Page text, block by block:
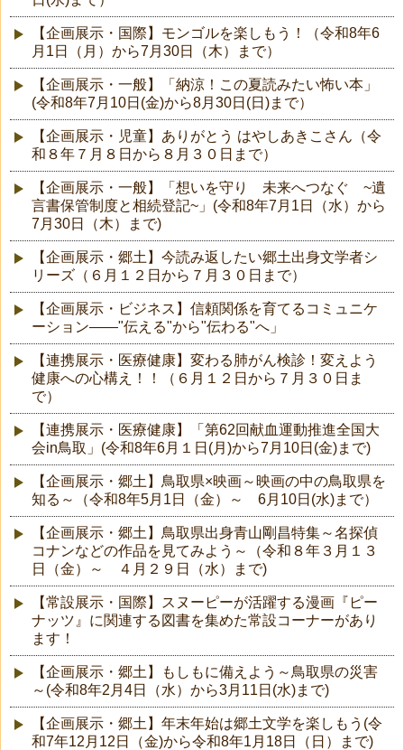
【企画展示・国際】モンゴルを楽しもう！（令和8年6
月1日（月）から7月30日（木）まで）
【企画展示・一般】「納涼！この夏読みたい怖い本」
(令和8年7月10日(金)から8月30日(日)まで）
【企画展示・児童】ありがとう はやしあきこさん（令
和８年７月８日から８月３０日まで）
【企画展示・一般】「想いを守り 未来へつなぐ ~遺
言書保管制度と相続登記~」(令和8年7月1日（水）から
7月30日（木）まで)
【企画展示・郷土】今読み返したい郷土出身文学者シ
リーズ（６月１２日から７月３０日まで）
【企画展示・ビジネス】信頼関係を育てるコミュニケ
ーション――"伝える"から"伝わる"へ」
【連携展示・医療健康】変わる肺がん検診！変えよう
健康への心構え！！（６月１２日から７月３０日ま
で）
【連携展示・医療健康】「第62回献血運動推進全国大
会in鳥取」(令和8年6月１日(月)から7月10日(金)まで)
【企画展示・郷土】鳥取県×映画～映画の中の鳥取県を
知る～（令和8年5月1日（金）～ 6月10日(水)まで）
【企画展示・郷土】鳥取県出身青山剛昌特集～名探偵
コナンなどの作品を見てみよう～（令和８年３月１３
日（金）～ ４月２９日（水）まで)
【常設展示・国際】スヌーピーが活躍する漫画『ピー
ナッツ』に関連する図書を集めた常設コーナーがあり
ます！
【企画展示・郷土】もしもに備えよう～鳥取県の災害
～(令和8年2月4日（水）から3月11日(水)まで)
【企画展示・郷土】年末年始は郷土文学を楽しもう(令
和7年12月12日（金)から令和8年1月18日（日）まで)